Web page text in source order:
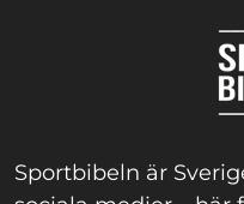
Sportbibeln är